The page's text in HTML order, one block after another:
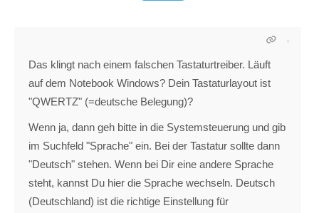
Das klingt nach einem falschen Tastaturtreiber. Läuft
auf dem Notebook Windows? Dein Tastaturlayout ist
"QWERTZ" (=deutsche Belegung)?
Wenn ja, dann geh bitte in die Systemsteuerung und gib
im Suchfeld "Sprache" ein. Bei der Tastatur sollte dann
"Deutsch" stehen. Wenn bei Dir eine andere Sprache
steht, kannst Du hier die Sprache wechseln. Deutsch
(Deutschland) ist die richtige Einstellung für